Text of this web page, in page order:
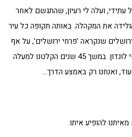
עתידי, ועלה לי רעיון, שהתגשם לאחר
את המקהלה. באותה תקופה כל עיר
שנקראה 'פרחי ירושלים', על אף
שהייתה בזמנו מקהלת ילדים בשם זה עם המנצח הגדול יגאל צליק, מנצח פרחי לונדון. במשך 45 שנים הקלטנו למעלה
להופיע איתו.